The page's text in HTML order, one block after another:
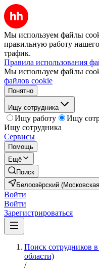
Мы используем файлы
правильную работу
трафик.
Правила использования
Мы используем файлы
файлов cookie
Понятно
Ищу сотрудника
Ищу работу
Ищу
Ищу сотрудника
Сервисы
Помощь
Ещё
Поиск
Белоозёрский
Войти
Войти
Зарегистрироваться
Поиск сотрудников
области)
/